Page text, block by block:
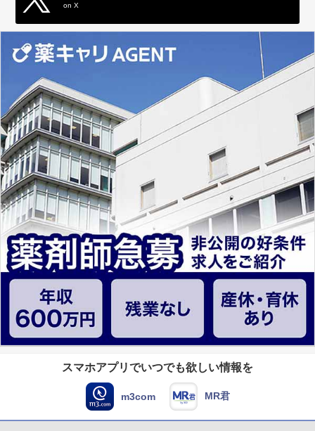
on X
スマホアプリでいつでも欲しい情報を
m3com MR君